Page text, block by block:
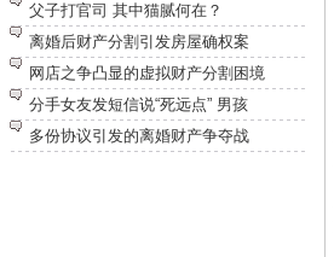
父子打官司 其中猫腻何在？
离婚后财产分割引发房屋确权案
网店之争凸显的虚拟财产分割困境
分手女友发短信说“死远点” 男孩
多份协议引发的离婚财产争夺战